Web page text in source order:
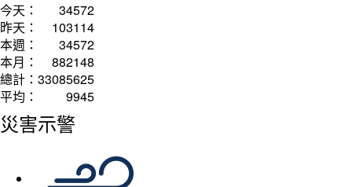
今天：
34572
昨天：
103114
本週：
34572
本月：
882148
總計： 33085625
平均：
9945
災害示警